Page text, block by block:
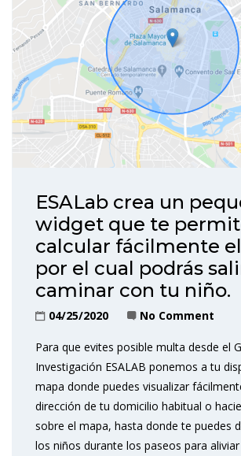
ESALab crea un
widget que te
calcular fácilmente
por el cual podrás
caminar con tu niño.
04/25/2020 No Comment
Para que evites posible multa desde el
Investigación ESALAB ponemos a tu
mapa donde puedes visualizar
dirección de tu domicilio habitual o
sobre el mapa, hasta donde te puedes
los niños durante los paseos para aliviar